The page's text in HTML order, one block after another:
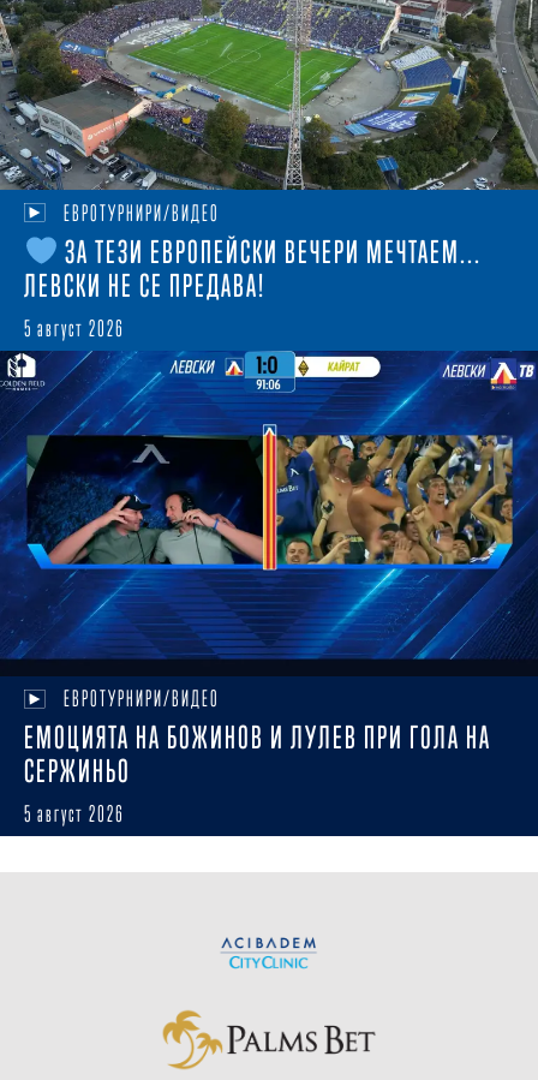
ЕВРОТУРНИРИ/ВИДЕО
ЗА ТЕЗИ ЕВРОПЕЙСКИ ВЕЧЕРИ МЕЧТАЕМ...
ЛЕВСКИ НЕ СЕ ПРЕДАВА!
5 август 2026
ЕВРОТУРНИРИ/ВИДЕО
ЕМОЦИЯТА НА БОЖИНОВ И ЛУЛЕВ ПРИ ГОЛА НА
СЕРЖИНЬО
5 август 2026